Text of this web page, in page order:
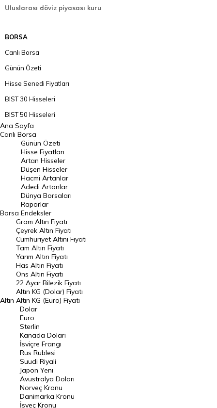
Uluslarası döviz piyasası kuru
BORSA
Canlı Borsa
Günün Özeti
Hisse Senedi Fiyatları
BIST 30 Hisseleri
BIST 50 Hisseleri
BIST 100 Hisseleri
En Çok Artan Hisseler
En Çok Düşen Hisseler
Hacmi Artanlar
Geçmiş Kapanışlar
Dünya Borsaları
Raporlar
Endeksler
DÖVİZ
Döviz Kuru
Dolar Kuru
Euro Kuru
Pound Kuru
Frank Kuru
Riyal Kuru
Avustralya Doları
Danimarka Kronu Kuru
Kanada Doları Kuru
Ana Sayfa
Canlı Borsa
Borsa
Günün Özeti
Hisse Fiyatları
Artan Hisseler
Düşen Hisseler
Hacmi Artanlar
Adedi Artanlar
Dünya Borsaları
Raporlar
Endeksler
Altın
Gram Altın Fiyatı
Çeyrek Altın Fiyatı
Cumhuriyet Altını Fiyatı
Tam Altın Fiyatı
Yarım Altın Fiyatı
Has Altın Fiyatı
Ons Altın Fiyatı
22 Ayar Bilezik Fiyatı
Altın KG (Dolar) Fiyatı
Altın KG (Euro) Fiyatı
Dolar
Euro
Sterlin
Kanada Doları
İsviçre Frangı
Rus Rublesi
Suudi Riyali
Japon Yeni
Avustralya Doları
Norveç Kronu
Danimarka Kronu
İsveç Kronu